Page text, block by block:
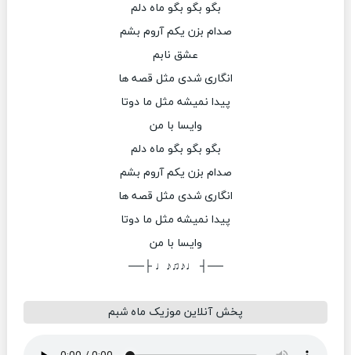
بگو بگو بگو ماه دلم
صدام بزن یکم آروم بشم
عشق نابم
انگاری شدی مثل قصه ها
پیدا نمیشه مثل ما دوتا
وایسا با من
بگو بگو بگو ماه دلم
صدام بزن یکم آروم بشم
انگاری شدی مثل قصه ها
پیدا نمیشه مثل ما دوتا
وایسا با من
──┤ ♩♪♫♪♩ ├──
پخش آنلاین موزیک ماه شبم